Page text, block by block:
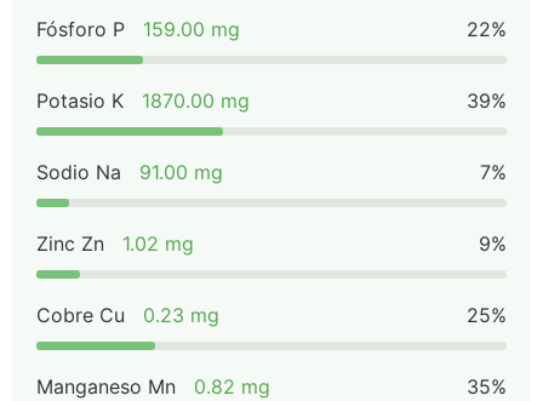
Fósforo P 159.00 mg 22%
Potasio K 1870.00 mg 39%
Sodio Na 91.00 mg 7%
Zinc Zn 1.02 mg 9%
Cobre Cu 0.23 mg 25%
Manganeso Mn 0.82 mg 35%